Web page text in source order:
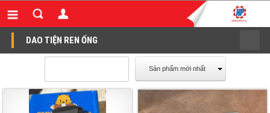
DAO TIỆN REN ỐNG
Sản phẩm mới nhất